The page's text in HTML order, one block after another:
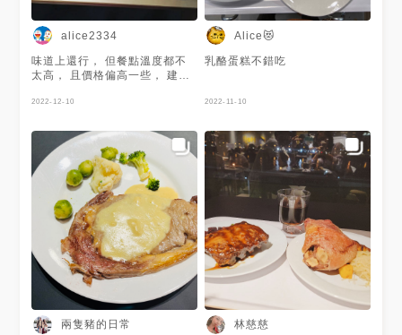
alice2334
味道上還行， 但餐點溫度都不
太高， 且價格偏高一些， 建議
不太好找😅 ps.個人覺得大蒜
只是一個放大版的大蒜麵包😂
😂😂
2022-12-10
Alice😻
乳酪蛋糕不錯吃
2022-11-10
兩隻豬的日常 林慈慈